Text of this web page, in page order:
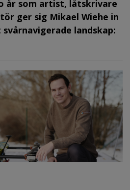
år som artist, låtskrivare
ger sig Mikael Wiehe in
landskap: